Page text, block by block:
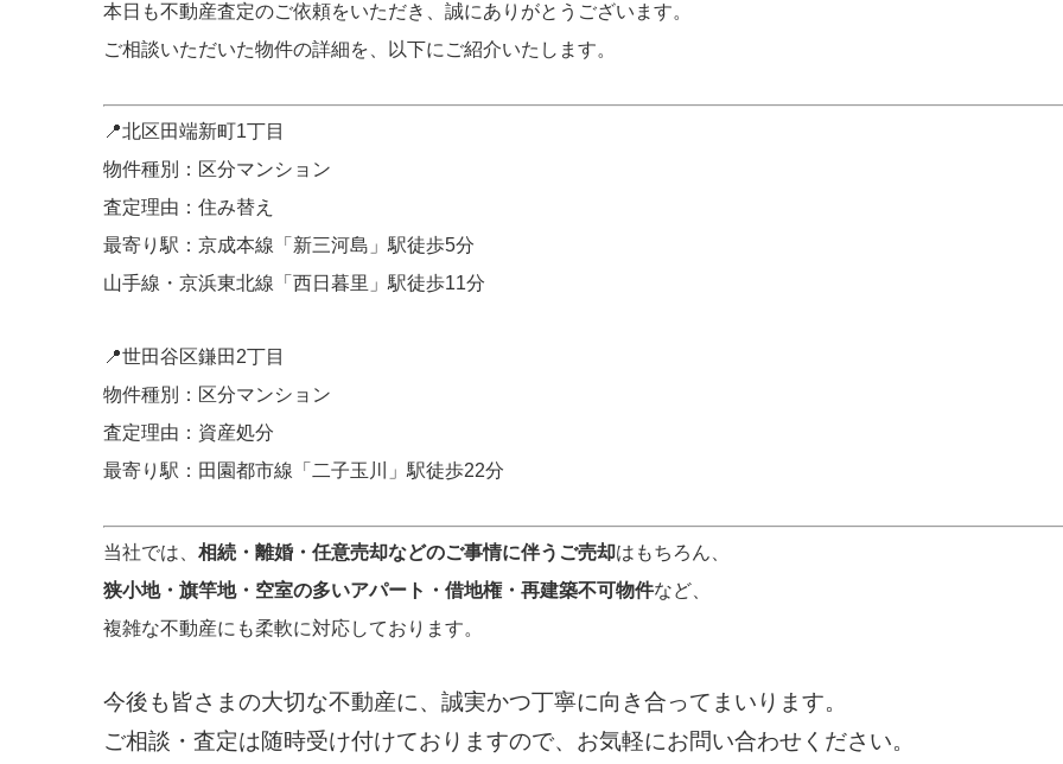
本日も不動産査定のご依頼をいただき、誠にありがとうございます。
ご相談いただいた物件の詳細を、以下にご紹介いたします。
📍北区田端新町1丁目
物件種別：区分マンション
査定理由：住み替え
最寄り駅：京成本線「新三河島」駅徒歩5分
山手線・京浜東北線「西日暮里」駅徒歩11分
📍世田谷区鎌田2丁目
物件種別：区分マンション
査定理由：資産処分
最寄り駅：田園都市線「二子玉川」駅徒歩22分
当社では、 相続・離婚・任意売却などのご事情に伴うご売却はもちろん、
狭小地・旗竿地・空室の多いアパート・借地権・再建築不可物件など、
複雑な不動産にも柔軟に対応しております。
今後も皆さまの大切な不動産に、誠実かつ丁寧に向き合ってまいります。
ご相談・査定は随時受け付けておりますので、お気軽にお問い合わせください。